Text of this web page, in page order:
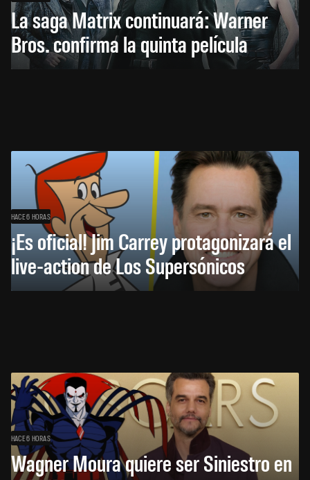
La saga Matrix continuará: Warner
Bros. confirma la quinta película
HACE 6 HORAS
¡Es oficial! Jim Carrey protagonizará el
live-action de Los Supersónicos
HACE 6 HORAS
Wagner Moura quiere ser Siniestro en